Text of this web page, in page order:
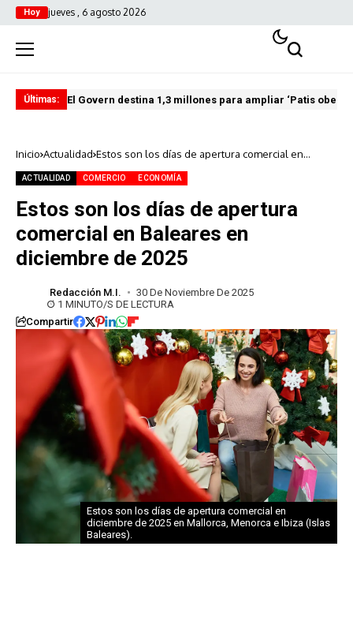
Hoy jueves , 6 agosto 2026
Últimas: El Govern destina 1,3 millones para ampliar ‘Patis
Inicio Actualidad Estos son los días de apertura comercial en
ACTUALIDAD COMERCIO ECONOMÍA
Estos son los días de apertura
comercial en Baleares en
diciembre de 2025
Redacción M.I.
30 De Noviembre De 2025
1 MINUTO/S DE LECTURA
Compartir
Estos son los días de apertura comercial en
diciembre de 2025 en Mallorca, Menorca e Ibiza (Islas
Baleares).